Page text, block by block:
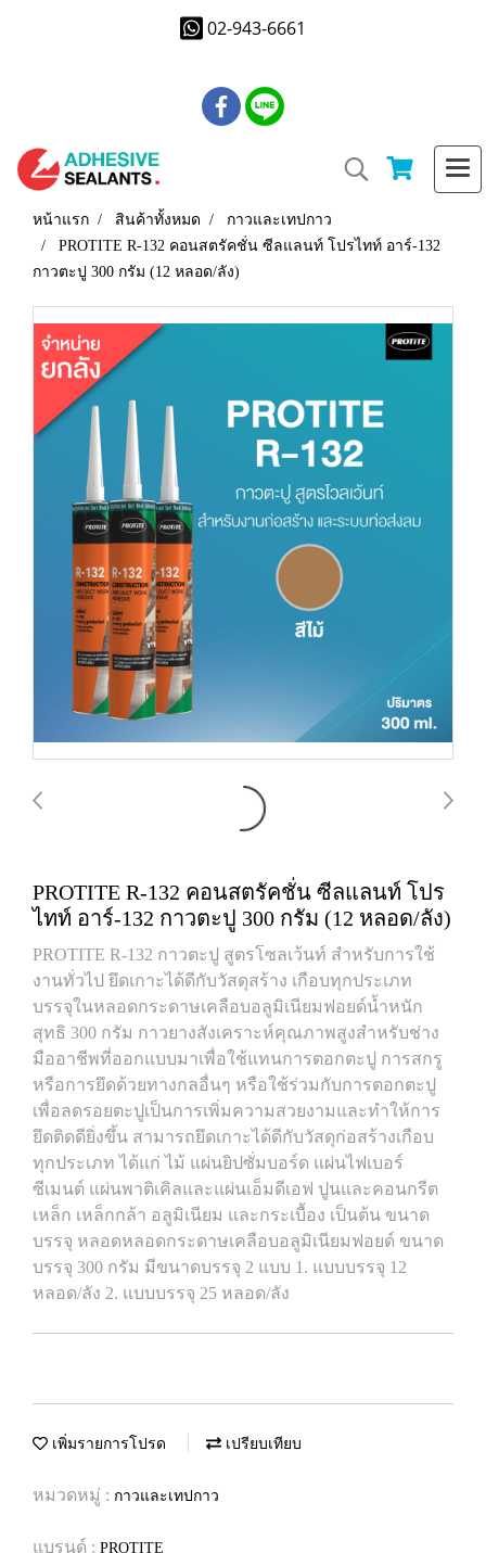
02-943-6661
หน้าแรก สินค้าทั้งหมด
กาวและเทปกาว
PROTITE R-132 คอนสตรัคชั่น ซีลแลนท์ โปรไทท์ อาร์-132
กาวตะปู 300 กรัม (12 หลอด/ลัง)
PROTITE R-132 คอนสตรัคชั่น ซีลแลนท์ โปร
ไทท์ อาร์-132 กาวตะปู 300 กรัม (12 หลอด/ลัง)
PROTITE R-132 กาวตะปู สูตรโซลเว้นท์ สำหรับการใช้
งานทั่วไป ยึดเกาะได้ดีกับวัสดุสร้าง เกือบทุกประเภท
บรรจุในหลอดกระดาษเคลือบอลูมิเนียมฟอยด์น้ำหนัก
สุทธิ 300 กรัม กาวยางสังเคราะห์คุณภาพสูงสำหรับช่าง
มืออาชีพที่ออกแบบมาเพื่อใช้แทนการตอกตะปู การสกรู
หรือการยึดด้วยทางกลอื่นๆ หรือใช้ร่วมกับการตอกตะปู
เพื่อลดรอยตะปูเป็นการเพิ่มความสวยงามและทำให้การ
ยึดติดดียิ่งขึ้น สามารถยึดเกาะได้ดีกับวัสดุก่อสร้างเกือบ
ทุกประเภท ได้แก่ ไม้ แผ่นยิปซั่มบอร์ด แผ่นไฟเบอร์
ซีเมนต์ แผ่นพาติเคิลและแผ่นเอ็มดีเอฟ ปูนและคอนกรีต
เหล็ก เหล็กกล้า อลูมิเนียม และกระเบื้อง เป็นต้น ขนาด
บรรจุ หลอดหลอดกระดาษเคลือบอลูมิเนียมฟอยด์ ขนาด
บรรจุ 300 กรัม มีขนาดบรรจุ 2 แบบ 1. แบบบรรจุ 12
หลอด/ลัง 2. แบบบรรจุ 25 หลอด/ลัง
เพิ่มรายการโปรด เปรียบเทียบ
หมวดหมู่ : กาวและเทปกาว
แบรนด์ : PROTITE